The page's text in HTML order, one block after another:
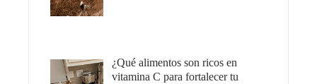
¿Qué alimentos son ricos en
vitamina C para fortalecer tu